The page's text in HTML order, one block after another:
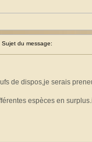
Sujet du message:
de dispos,je serais
espèces en surplus.